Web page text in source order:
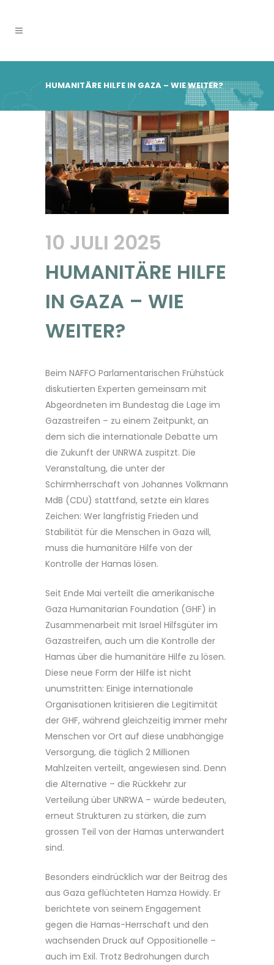
HUMANITÄRE HILFE IN GAZA – WIE WEITER?
10 JULI 2025
HUMANITÄRE HILFE
IN GAZA – WIE
WEITER?
Beim NAFFO Parlamentarischen Frühstück
diskutierten Experten gemeinsam mit
Abgeordneten im Bundestag die Lage im
Gazastreifen – zu einem Zeitpunkt, an
dem sich die internationale Debatte um
die Zukunft der UNRWA zuspitzt. Die
Veranstaltung, die unter der
Schirmherrschaft von Johannes Volkmann
MdB (CDU) stattfand, setzte ein klares
Zeichen: Wer langfristig Frieden und
Stabilität für die Menschen in Gaza will,
muss die humanitäre Hilfe von der
Kontrolle der Hamas lösen.
Seit Ende Mai verteilt die amerikanische
Gaza Humanitarian Foundation (GHF) in
Zusammenarbeit mit Israel Hilfsgüter im
Gazastreifen, auch um die Kontrolle der
Hamas über die humanitäre Hilfe zu lösen.
Diese neue Form der Hilfe ist nicht
unumstritten: Einige internationale
Organisationen kritisieren die Legitimität
der GHF, während gleichzeitig immer mehr
Menschen vor Ort auf diese unabhängige
Versorgung, die täglich 2 Millionen
Mahlzeiten verteilt, angewiesen sind. Denn
die Alternative – die Rückkehr zur
Verteilung über UNRWA – würde bedeuten,
erneut Strukturen zu stärken, die zum
grossen Teil von der Hamas unterwandert
sind.
Besonders eindrücklich war der Beitrag des
aus Gaza geflüchteten Hamza Howidy. Er
berichtete von seinem Engagement
gegen die Hamas-Herrschaft und den
wachsenden Druck auf Oppositionelle –
auch im Exil. Trotz Bedrohungen durch